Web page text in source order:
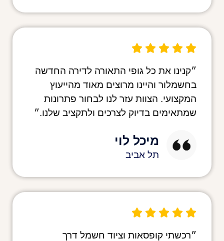
״קנינו את כל גופי התאורה לדירה החדשה
בחשמלור והיינו מרוצים מאוד מהייעוץ
המקצועי. הצוות עזר לנו לבחור פתרונות
שמתאימים בדיוק לצרכים ולתקציב שלנו.״
מיכל לוי
תל אביב
״רכשתי קופסאות וציוד חשמל דרך